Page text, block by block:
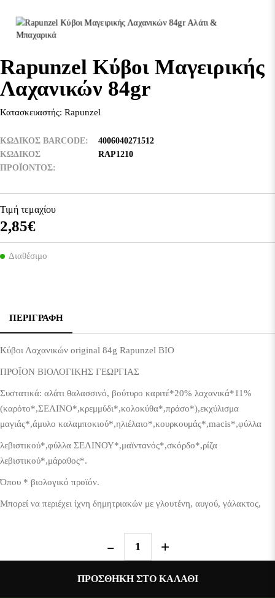
Rapunzel Κύβοι Μαγειρικής
Λαχανικών 84gr
Κατασκευαστής: Rapunzel
ΚΩΔΙΚΟΣ BARCODE
4006040271512
ΚΩΔΙΚΌΣ
ΠΡΟΪΌΝΤΟΣ
RAP1210
Τιμή τεμαχίου
2,85€
Διαθέσιμο
ΠΕΡΙΓΡΑΦΉ
Κύβοι Λαχανικών original 84g Rapunzel ΒΙΟ
ΠΡΟΪΟΝ ΒΙΟΛΟΓΙΚΗΣ ΓΕΩΡΓΙΑΣ
Συστατικά: αλάτι θαλασσινό, βούτυρο καριτέ*20% λαχανικά*11%
(καρότο*,ΣΕΛΙΝΟ*,κρεμμύδι*,κολοκύθα*,πράσο*),εκχύλισμα
μαγιάς*,άμυλο καλαμποκιού*,ηλιέλαιο*,κουρκουμάς*,macis*,φύλλα
λεβιστικού*,φύλλα ΣΕΛΙΝΟΥ*,μαϊντανός*,σκόρδο*,ρίζα
λεβιστικού*,μάραθος*.
Όπου * βιολογικό προϊόν.
Μπορεί να περιέχει ίχνη δημητριακών με γλουτένη, αυγού, γάλακτος,
Ανάλωση πριν από: βλ. συσκευασία.
Διαλύετε 1 κύβο λαχανικών Rapuzel σε 500ml νερό. Το
ΠΡΟΣΘΉΚΗ ΣΤΟ ΚΑΛΆΘΙ